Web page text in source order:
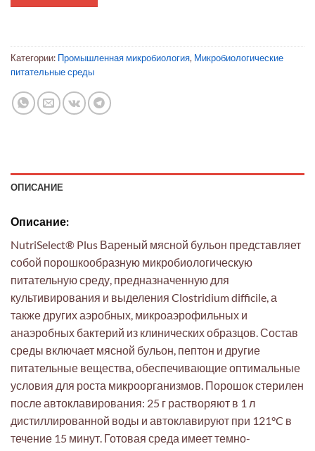
Категории: Промышленная микробиология, Микробиологические
питательные среды
ОПИСАНИЕ
Описание:
NutriSelect® Plus Вареный мясной бульон представляет
собой порошкообразную микробиологическую
питательную среду, предназначенную для
культивирования и выделения Clostridium difficile, а
также других аэробных, микроаэрофильных и
анаэробных бактерий из клинических образцов. Состав
среды включает мясной бульон, пептон и другие
питательные вещества, обеспечивающие оптимальные
условия для роста микроорганизмов. Порошок стерилен
после автоклавирования: 25 г растворяют в 1 л
дистиллированной воды и автоклавируют при 121°C в
течение 15 минут. Готовая среда имеет темно-